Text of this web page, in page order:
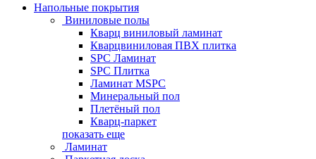
Напольные покрытия
Виниловые полы
Кварц виниловый ламинат
Кварцвиниловая ПВХ плитка
SPC Ламинат
SPC Плитка
Ламинат MSPC
Минеральный пол
Плетёный пол
Кварц-паркет
показать еще
Ламинат